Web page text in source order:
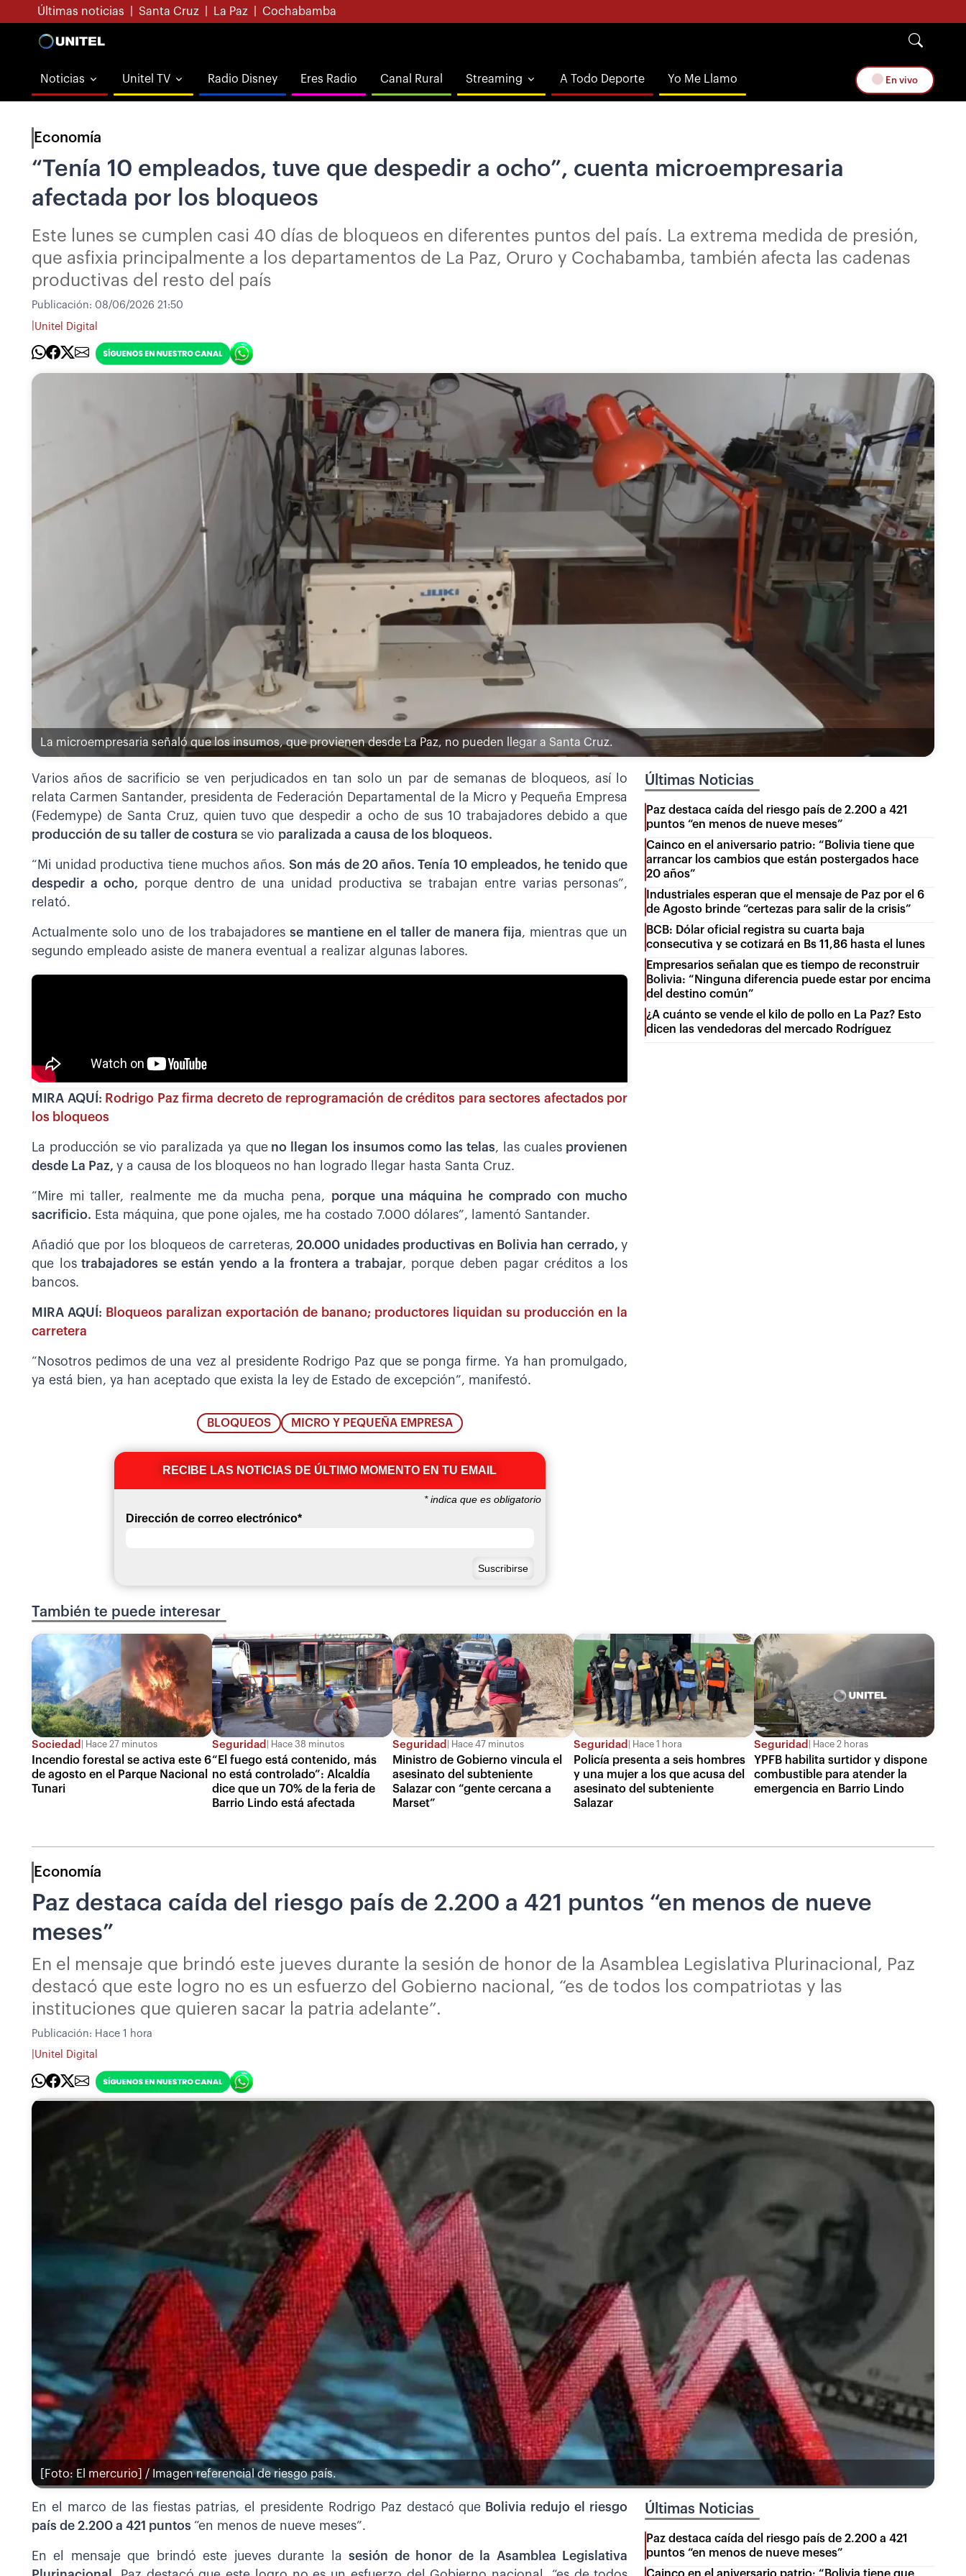
Últimas noticias Santa Cruz La Paz Cochabamba
Noticias Unitel TV Radio Disney Eres Radio Canal Rural Streaming A Todo Deporte Yo Me Llamo En vivo
Economía
“Tenía 10 empleados, tuve que despedir a ocho”, cuenta microempresaria
afectada por los bloqueos
Este lunes se cumplen casi 40 días de bloqueos en diferentes puntos del país. La extrema medida de presión,
que asfixia principalmente a los departamentos de La Paz, Oruro y Cochabamba, también afecta las cadenas
productivas del resto del país
Publicación: 08/06/2026 21:50
Unitel Digital
La microempresaria señaló que los insumos, que provienen desde La Paz, no pueden llegar a Santa Cruz.
Varios años de sacrificio se ven perjudicados en tan solo un par de semanas de bloqueos, así lo
relata Carmen Santander, presidenta de Federación Departamental de la Micro y Pequeña Empresa
(Fedemype) de Santa Cruz, quien tuvo que despedir a ocho de sus 10 trabajadores debido a que
producción de su taller de costura se vio paralizada a causa de los bloqueos.
“Mi unidad productiva tiene muchos años. Son más de 20 años. Tenía 10 empleados, he tenido que
despedir a ocho, porque dentro de una unidad productiva se trabajan entre varias personas”,
relató.
Actualmente solo uno de los trabajadoresse mantiene en el taller de manera fija, mientras que un
segundo empleado asiste de manera eventual a realizar algunas labores.
MIRA AQUÍ: Rodrigo Paz firma decreto de reprogramación de créditos para sectores afectados por
los bloqueos
La producción se vio paralizada ya queno llegan los insumos como las telas, las cuales provienen
desde La Paz, y a causa de los bloqueos no han logrado llegar hasta Santa Cruz.
“Mire mi taller, realmente me da mucha pena, porque una máquina he comprado con mucho
sacrificio. Esta máquina, que pone ojales, me ha costado 7.000 dólares”, lamentó Santander.
Añadió que por los bloqueos de carreteras, 20.000 unidades productivas en Bolivia han cerrado,y
que lostrabajadores se están yendo a la frontera a trabajar, porque deben pagar créditos a los
bancos.
MIRA AQUÍ: Bloqueos paralizan exportación de banano; productores liquidan su producción en la
carretera
“Nosotros pedimos de una vez al presidente Rodrigo Paz que se ponga firme. Ya han promulgado,
ya está bien, ya han aceptado que exista la ley de Estado de excepción”, manifestó.
BLOQUEOS MICRO Y PEQUEÑA EMPRESA
RECIBE LAS NOTICIAS DE ÚLTIMO MOMENTO EN TU EMAIL
*indica que es obligatorio
Dirección de correo electrónico*
Últimas Noticias
Paz destaca caída del riesgo país de 2.200 a 421
puntos “en menos de nueve meses”
Cainco en el aniversario patrio: “Bolivia tiene que
arrancar los cambios que están postergados hace
20 años”
Industriales esperan que el mensaje de Paz por el 6
de Agosto brinde “certezas para salir de la crisis”
BCB: Dólar oficial registra su cuarta baja
consecutiva y se cotizará en Bs 11,86 hasta el lunes
Empresarios señalan que es tiempo de reconstruir
Bolivia: “Ninguna diferencia puede estar por encima
del destino común”
¿A cuánto se vende el kilo de pollo en La Paz? Esto
dicen las vendedoras del mercado Rodríguez
También te puede interesar
Sociedad Hace 27 minutos
Incendio forestal se activa este 6
de agosto en el Parque Nacional
Tunari
Seguridad Hace 38 minutos
“El fuego está contenido, más
no está controlado”: Alcaldía
dice que un 70% de la feria de
Barrio Lindo está afectada
Seguridad Hace 47 minutos
Ministro de Gobierno vincula el
asesinato del subteniente
Salazar con “gente cercana a
Marset”
Seguridad Hace 1 hora
Policía presenta a seis hombres
y una mujer a los que acusa del
asesinato del subteniente
Salazar
Seguridad Hace 2 horas
YPFB habilita surtidor y dispone
combustible para atender la
emergencia en Barrio Lindo
Economía
Paz destaca caída del riesgo país de 2.200 a 421 puntos “en menos de nueve
meses”
En el mensaje que brindó este jueves durante la sesión de honor de la Asamblea Legislativa Plurinacional, Paz
destacó que este logro no es un esfuerzo del Gobierno nacional, “es de todos los compatriotas y las
instituciones que quieren sacar la patria adelante”.
Publicación: Hace 1 hora
Unitel Digital
[Foto: El mercurio] / Imagen referencial de riesgo país.
En el marco de las fiestas patrias, el presidente Rodrigo Paz destacó que Bolivia redujo el riesgo
país de 2.200 a 421 puntos “en menos de nueve meses”.
En el mensaje que brindó este jueves durante lasesión de honor de la Asamblea Legislativa
Últimas Noticias
Paz destaca caída del riesgo país de 2.200 a 421
puntos “en menos de nueve meses”
Cainco en el aniversario patrio: “Bolivia tiene que